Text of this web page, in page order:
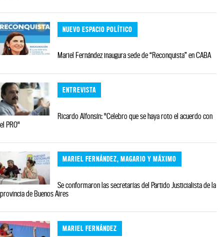
NUEVO ESPACIO POLÍTICO
Mariel Fernández inaugura sede de “Reconquista” en CABA
ENTREVISTA
Ricardo Alfonsín: "Celebro que se haya roto el acuerdo con
el PRO"
MARIEL FERNÁNDEZ, MAGARIO Y MÁXIMO
Se conformaron las secretarías del Partido Justicialista de la
provincia de Buenos Aires
MARIEL FERNÁNDEZ